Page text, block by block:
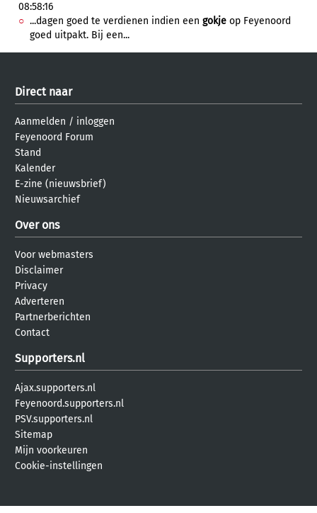
08:58:16
...dagen goed te verdienen indien een gokje op Feyenoord
goed uitpakt. Bij een...
Direct naar
Aanmelden / inloggen
Feyenoord Forum
Stand
Kalender
E-zine (nieuwsbrief)
Nieuwsarchief
Over ons
Voor webmasters
Disclaimer
Privacy
Adverteren
Partnerberichten
Contact
Supporters.nl
Ajax.supporters.nl
Feyenoord.supporters.nl
PSV.supporters.nl
Sitemap
Mijn voorkeuren
Cookie-instellingen